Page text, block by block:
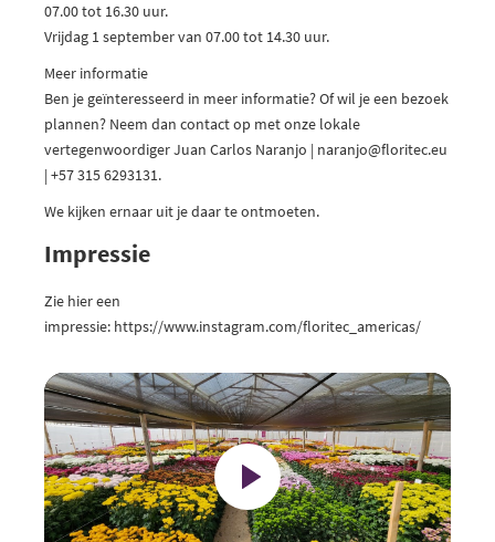
07.00 tot 16.30 uur.
Vrijdag 1 september van 07.00 tot 14.30 uur.
Meer informatie
Ben je geïnteresseerd in meer informatie? Of wil je een bezoek
plannen? Neem dan contact op met onze lokale
vertegenwoordiger Juan Carlos Naranjo | naranjo@floritec.eu
| +57 315 6293131.
We kijken ernaar uit je daar te ontmoeten.
Impressie
Zie hier een
impressie: https://www.instagram.com/floritec_americas/
Play